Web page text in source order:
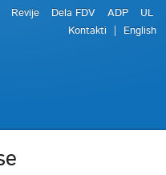
Revije Dela FDV ADP
UL
Kontakti
English